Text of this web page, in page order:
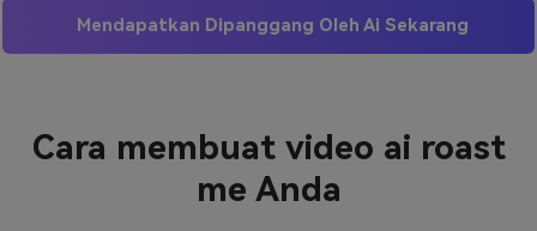
Mendapatkan Dipanggang Oleh Ai Sekarang
Cara membuat video ai roast
me Anda